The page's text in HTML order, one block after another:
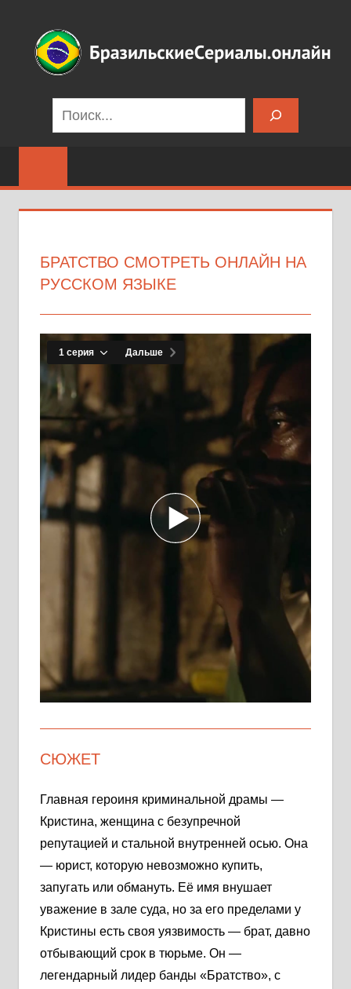
содержимому
сериалы
БРАТСТВО СМОТРЕТЬ ОНЛАЙН НА
РУССКОМ ЯЗЫКЕ
СЮЖЕТ
Главная героиня криминальной драмы —
Кристина, женщина с безупречной
репутацией и стальной внутренней осью. Она
— юрист, которую невозможно купить,
запугать или обмануть. Её имя внушает
уважение в зале суда, но за его пределами у
Кристины есть своя уязвимость — брат, давно
отбывающий срок в тюрьме. Он —
легендарный лидер банды «Братство», с